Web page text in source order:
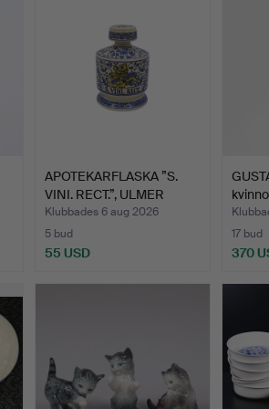
APOTEKARFLASKA ”S.
VINI. RECT.”, ULMER
KER…
Klubbades 6 aug 2026
5 bud
55 USD
17 bud
370